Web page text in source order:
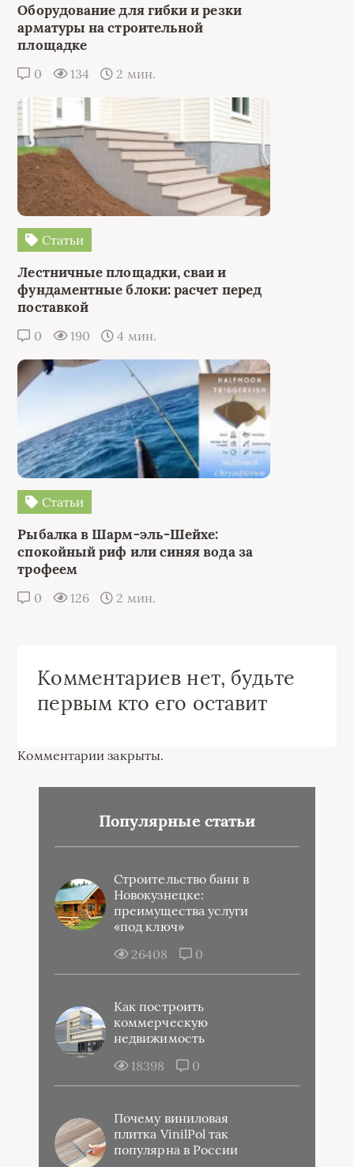
Оборудование для гибки и резки
арматуры на строительной
площадке
0 134 2 мин.
Статьи
Лестничные площадки, сваи и
фундаментные блоки: расчет перед
поставкой
0 190 4 мин.
Статьи
Рыбалка в Шарм-эль-Шейхе:
спокойный риф или синяя вода за
трофеем
0 126 2 мин.
Комментариев нет, будьте
первым кто его оставит
Комментарии закрыты.
Популярные статьи
Строительство бани в
Новокузнецке:
преимущества услуги
«под ключ»
26408
0
Как построить
коммерческую
недвижимость
18398
0
Почему виниловая
плитка VinilPol так
популярна в России